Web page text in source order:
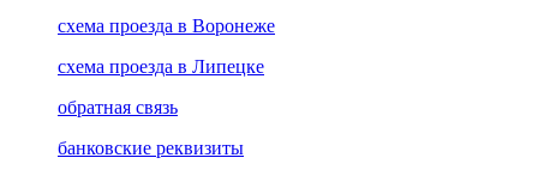
схема проезда в Воронеже
схема проезда в Липецке
обратная связь
банковские реквизиты